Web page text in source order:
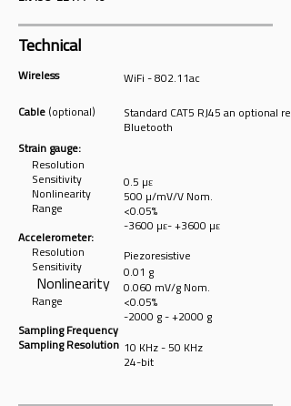
Technical
Wireless
Cable (optional)
Strain gauge:
Resolution
Sensitivity
Nonlinearity
Range
Accelerometer:
Resolution
Sensitivity
Nonlinearity
Range
Sampling Frequency
Sampling Resolution
WiFi - 802.11ac
Standard CAT5 RJ45 an optional
Bluetooth
0.5 µε
500 µ/mV/V Nom.
<0.05%
-3600 µε- +3600 µε
Piezoresistive
0.01 g
0.060 mV/g Nom.
<0.05%
-2000 g - +2000 g
10 KHz - 50 KHz
24-bit